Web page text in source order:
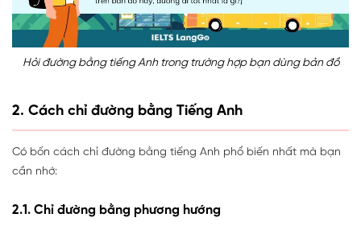
Hỏi đường bằng tiếng Anh trong trường hợp bạn dùng bản đồ
2. Cách chỉ đường bằng Tiếng Anh
Có bốn cách chỉ đường bằng tiếng Anh phổ biến nhất mà bạn
cần nhớ:
2.1. Chỉ đường bằng phương hướng